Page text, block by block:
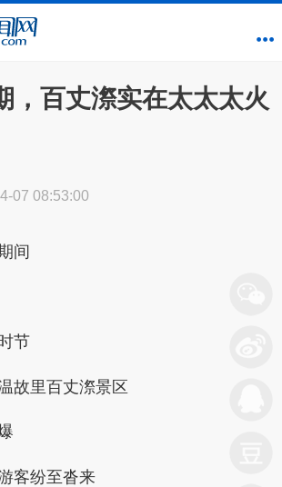
，百丈漈实在太太太火
07 08:53:00
间
节
故里百丈漈景区
客纷至沓来